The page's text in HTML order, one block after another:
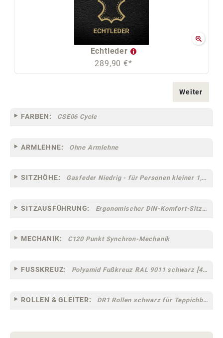
Echtleder
289,90 €*
Weiter
FARBEN: CSE06 Cycle
ARMLEHNE: Ohne Armlehne
SITZHÖHE: Gasfeder Niedrig - für Personen kleiner 1,60 m
SITZAUSFÜHRUNG: Ergonomischer DIN-Komfort-Sitz [75]
MECHANIK: C120 Punkt Synchron-Mechanik
FUSSKREUZ: Polyamid Fußkreuz RAL 9011 schwarz [44]
ROLLEN & GLEITER: DR1 Rollen schwarz für Teppichböden [10]